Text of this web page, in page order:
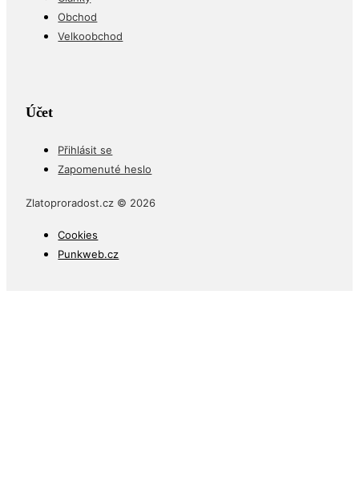
Obchod
Velkoobchod
Účet
Přihlásit se
Zapomenuté heslo
Zlatoproradost.cz © 2026
Cookies
Punkweb.cz